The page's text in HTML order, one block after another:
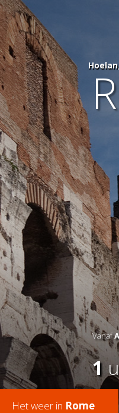
Vanaf
1
Het weer in Rome